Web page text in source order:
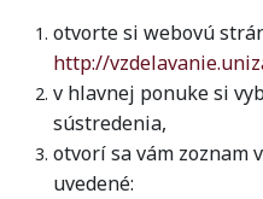
otvorte si webovú
http://
v hlavnej ponuke si
sústredenia,
otvorí sa vám zoznam
uvedené: